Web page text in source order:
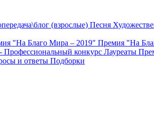
(взрослые) Песня
"На Благо Мира – 2019" Премия "На
конкурс Лауреаты
и ответы Подборки